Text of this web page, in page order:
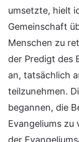
umsetzte, hielt
Gemeinschaft
Menschen zu
der Predigt des
an, tatsächlich
teilzunehmen.
begannen, die
Evangeliums
der